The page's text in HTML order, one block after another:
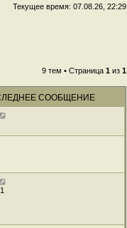
Текущее время: 07.08.26, 22:29
9 тем • Страница 1 из 1
СООБЩЕНИЕ